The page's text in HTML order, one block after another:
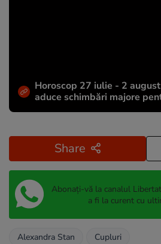
Horoscop 27 iulie - 2
aduce schimbări majore
Share
Abonați-vă la canalul
a fi la curent cu
Alexandra Stan Cupluri